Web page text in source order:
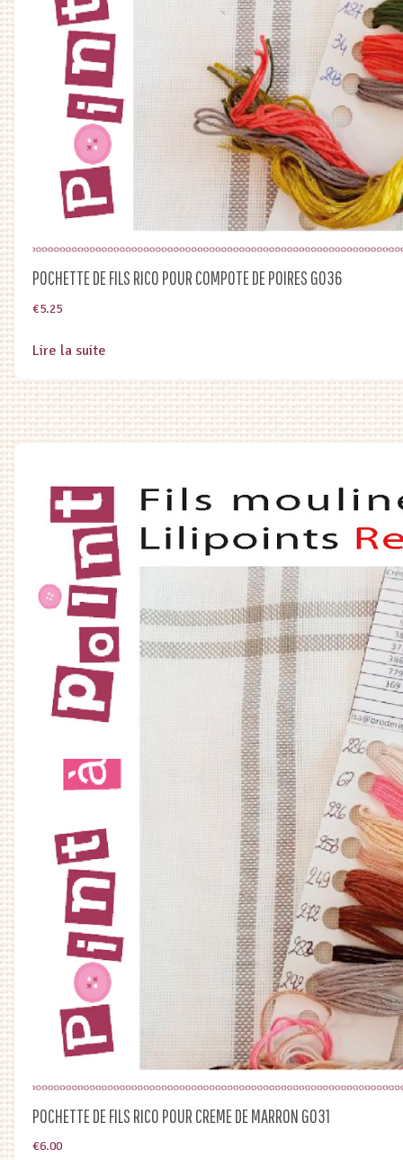
POCHETTE DE FILS RICO POUR COMPOTE DE POIRES G036
€5.25
Lire la suite
POCHETTE DE FILS RICO POUR CREME DE MARRON G031
€6.00